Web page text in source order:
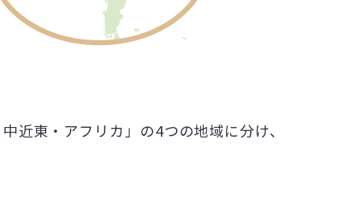
近東・アフリカ」の4つの地域に分け、